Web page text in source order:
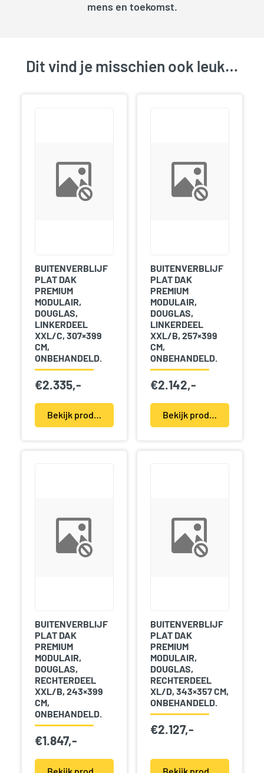
mens en toekomst.
Dit vind je misschien ook leuk…
BUITENVERBLIJF
PLAT DAK
PREMIUM
MODULAIR,
DOUGLAS,
LINKERDEEL
XXL/C, 307×399
CM,
ONBEHANDELD.
€2.335,-
Bekijk product(en)
BUITENVERBLIJF
PLAT DAK
PREMIUM
MODULAIR,
DOUGLAS,
LINKERDEEL
XXL/B, 257×399
CM,
ONBEHANDELD.
€2.142,-
Bekijk product(en)
BUITENVERBLIJF
PLAT DAK
PREMIUM
MODULAIR,
DOUGLAS,
RECHTERDEEL
XXL/B, 243×399
CM,
ONBEHANDELD.
€1.847,-
BUITENVERBLIJF
PLAT DAK
PREMIUM
MODULAIR,
DOUGLAS,
RECHTERDEEL
XL/D, 343×357 CM,
ONBEHANDELD.
€2.127,-